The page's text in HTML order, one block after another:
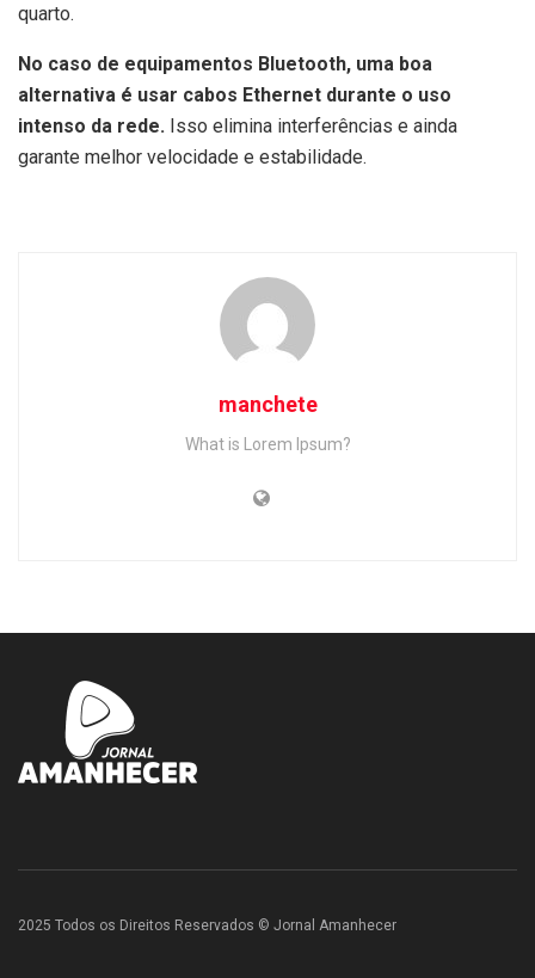
quarto.
No caso de equipamentos Bluetooth, uma boa
alternativa é usar cabos Ethernet durante o uso
intenso da rede. Isso elimina interferências e ainda
garante melhor velocidade e estabilidade.
manchete
What is Lorem Ipsum?
2025 Todos os Direitos Reservados © Jornal Amanhecer